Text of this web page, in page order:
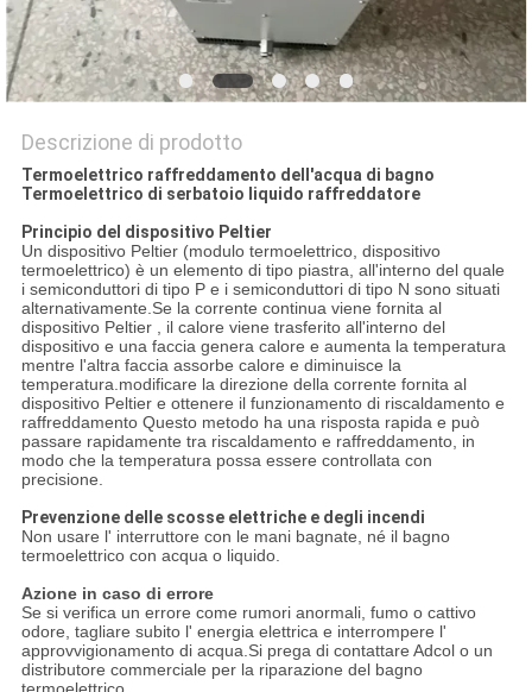
Descrizione di prodotto
Termoelettrico raffreddamento dell'acqua di bagno
Termoelettrico di serbatoio liquido raffreddatore
Principio del dispositivo Peltier
Un dispositivo Peltier (modulo termoelettrico, dispositivo
termoelettrico) è un elemento di tipo piastra, all'interno del quale
i semiconduttori di tipo P e i semiconduttori di tipo N sono situati
alternativamente.Se la corrente continua viene fornita al
dispositivo Peltier , il calore viene trasferito all'interno del
dispositivo e una faccia genera calore e aumenta la temperatura
mentre l'altra faccia assorbe calore e diminuisce la
temperatura.modificare la direzione della corrente fornita al
dispositivo Peltier e ottenere il funzionamento di riscaldamento e
raffreddamento Questo metodo ha una risposta rapida e può
passare rapidamente tra riscaldamento e raffreddamento, in
modo che la temperatura possa essere controllata con
precisione.
Prevenzione delle scosse elettriche e degli incendi
Non usare l' interruttore con le mani bagnate, né il bagno
termoelettrico con acqua o liquido.
Azione in caso di errore
Se si verifica un errore come rumori anormali, fumo o cattivo
odore, tagliare subito l' energia elettrica e interrompere l'
approvvigionamento di acqua.Si prega di contattare Adcol o un
distributore commerciale per la riparazione del bagno